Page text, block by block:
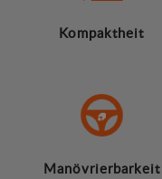
Kompaktheit
Manövrierbarkeit